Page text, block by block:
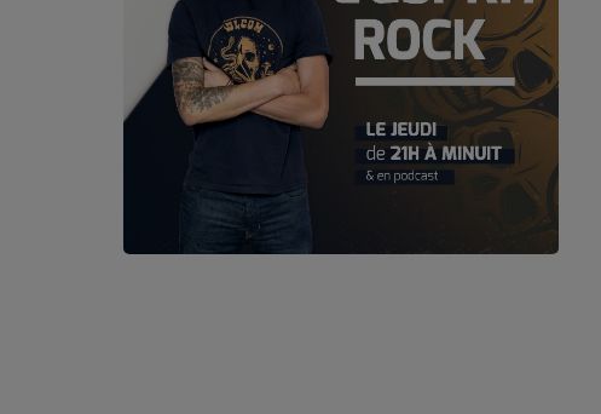
PODCASTS - SAISON 2026/2027
NOS PROGRAMMES COURTS
ARCHIVES - SAISONS PASSÉES